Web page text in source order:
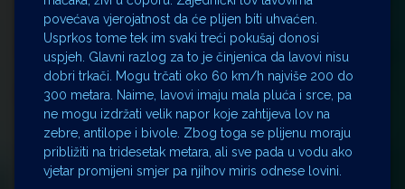
povećava vjerojatnost da će plijen biti uhvaćen.
Usprkos tome tek im svaki treći pokušaj donosi
uspjeh. Glavni razlog za to je činjenica da lavovi nisu
dobri trkači. Mogu trčati oko 60 km/h najviše 200 do
300 metara. Naime, lavovi imaju mala pluća i srce, pa
ne mogu izdržati velik napor koje zahtijeva lov na
zebre, antilope i bivole. Zbog toga se plijenu moraju
približiti na tridesetak metara, ali sve pada u vodu ako
vjetar promijeni smjer pa njihov miris odnese lovini.